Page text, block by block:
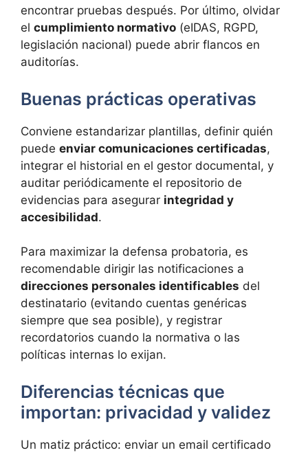
encontrar pruebas después. Por último, olvidar
el cumplimiento normativo (eIDAS, RGPD,
legislación nacional) puede abrir flancos en
auditorías.
Buenas prácticas operativas
Conviene estandarizar plantillas, definir quién
puede enviar comunicaciones certificadas,
integrar el historial en el gestor documental, y
auditar periódicamente el repositorio de
evidencias para asegurar integridad y
accesibilidad.
Para maximizar la defensa probatoria, es
recomendable dirigir las notificaciones a
direcciones personales identificables del
destinatario (evitando cuentas genéricas
siempre que sea posible), y registrar
recordatorios cuando la normativa o las
políticas internas lo exijan.
Diferencias técnicas que
importan: privacidad y validez
Un matiz práctico: enviar un email certificado